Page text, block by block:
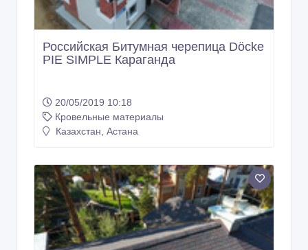
Российская Битумная черепица Döcke
PIE SIMPLE Караганда
20/05/2019 10:18
Кровельные материалы
Казахстан, Астана